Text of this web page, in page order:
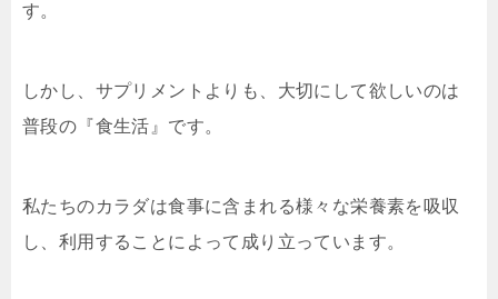
す。
しかし、サプリメントよりも、大切にして欲しいのは
普段の『食生活』です。
私たちのカラダは食事に含まれる様々な栄養素を吸収
し、利用することによって成り立っています。